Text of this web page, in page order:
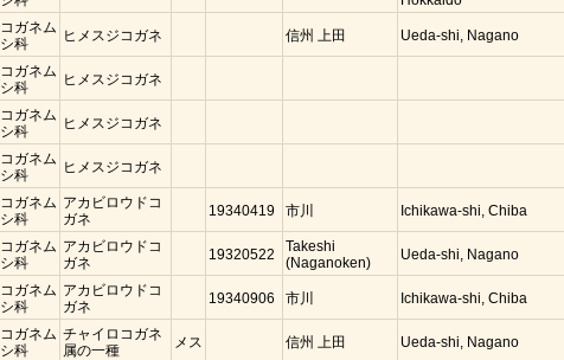
コガネム
シ科
ヒメスジコガネ 信州 上田 Ueda-shi, Nagano
コガネム
シ科
ヒメスジコガネ
コガネム
シ科
ヒメスジコガネ
コガネム
シ科
ヒメスジコガネ
コガネム
シ科
アカビロウドコ
ガネ
19340419 市川 Ichikawa-shi, Chiba
コガネム
シ科
アカビロウドコ
ガネ
19320522
Takeshi
(Naganoken)
Ueda-shi, Nagano
コガネム
シ科
アカビロウドコ
ガネ
19340906 市川 Ichikawa-shi, Chiba
コガネム
シ科
チャイロコガネ
属の一種
メス 信州 上田 Ueda-shi, Nagano